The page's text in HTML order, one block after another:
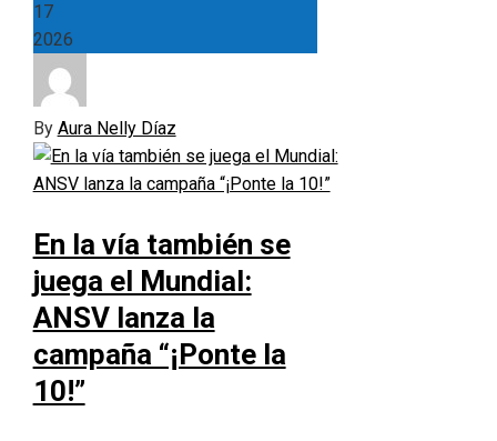
17
2026
By Aura Nelly Díaz
En la vía también se
juega el Mundial:
ANSV lanza la
campaña “¡Ponte la
10!”